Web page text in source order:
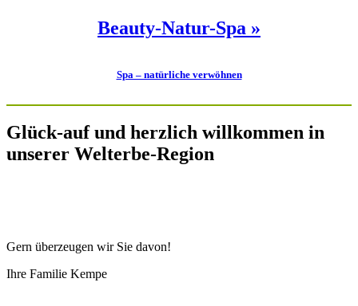
Beauty-Natur-Spa »
Spa – natürliche verwöhnen
Glück-auf und herzlich willkommen in
unserer Welterbe-Region
Gern überzeugen wir Sie davon!
Ihre Familie Kempe